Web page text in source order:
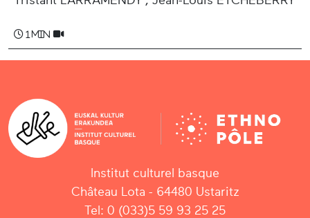
1 min
Institut culturel basque
Château Lota - 64480 Ustaritz
Tel: 0 (033)5 59 93 25 25